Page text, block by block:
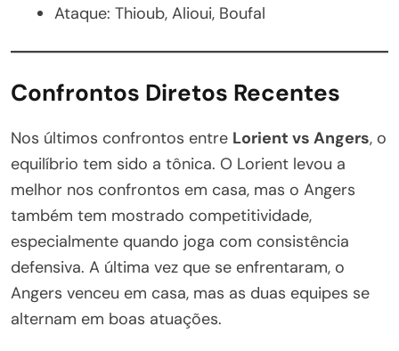
Ataque: Thioub, Alioui, Boufal
Confrontos Diretos Recentes
Nos últimos confrontos entre Lorient vs Angers, o
equilíbrio tem sido a tônica. O Lorient levou a
melhor nos confrontos em casa, mas o Angers
também tem mostrado competitividade,
especialmente quando joga com consistência
defensiva. A última vez que se enfrentaram, o
Angers venceu em casa, mas as duas equipes se
alternam em boas atuações.